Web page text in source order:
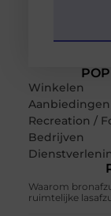
Winkelen
Aanbiedingen
Recreation /
Bedrijven
Waarom
ruimtelijke